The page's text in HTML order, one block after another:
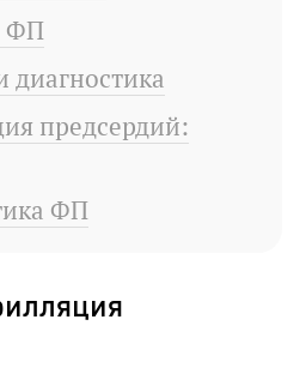
ФП
диагностика
предсердий:
ФП